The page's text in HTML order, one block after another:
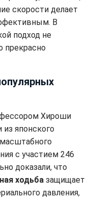
скорости делает
В
подход не
прекрасно
Хироши
японского
с участием 246
доказали, что
ходьба защищает
давления,